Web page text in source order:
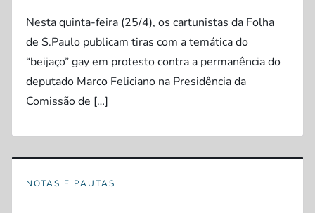
Nesta quinta-feira (25/4), os cartunistas da Folha
de S.Paulo publicam tiras com a temática do
“beijaço” gay em protesto contra a permanência do
deputado Marco Feliciano na Presidência da
Comissão de […]
NOTAS E PAUTAS